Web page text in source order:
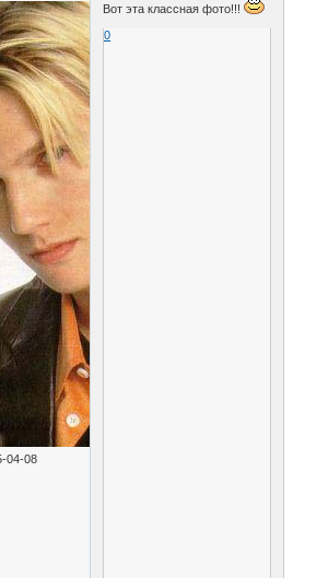
04-08
Вот эта классная фото!!!
0